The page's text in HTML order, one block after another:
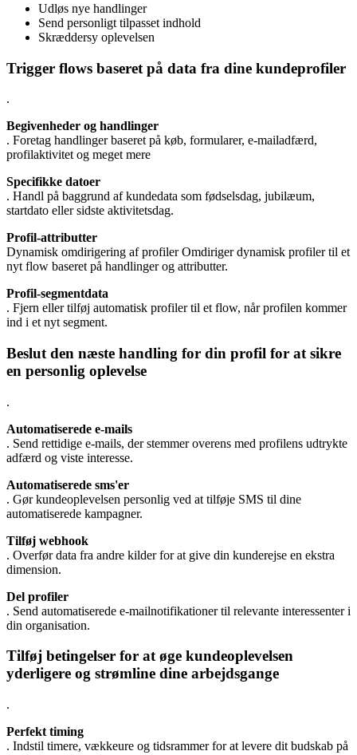
Udløs nye handlinger
Send personligt tilpasset indhold
Skræddersy oplevelsen
Trigger flows baseret på data fra dine kundeprofiler
.
Begivenheder og handlinger
. Foretag handlinger baseret på køb, formularer, e-mailadfærd,
profilaktivitet og meget mere
Specifikke datoer
. Handl på baggrund af kundedata som fødselsdag, jubilæum,
startdato eller sidste aktivitetsdag.
Profil-attributter
Dynamisk omdirigering af profiler Omdiriger dynamisk profiler til et
nyt flow baseret på handlinger og attributter.
Profil-segmentdata
. Fjern eller tilføj automatisk profiler til et flow, når profilen kommer
ind i et nyt segment.
Beslut den næste handling for din profil for at sikre
en personlig oplevelse
.
Automatiserede e-mails
. Send rettidige e-mails, der stemmer overens med profilens udtrykte
adfærd og viste interesse.
Automatiserede sms'er
. Gør kundeoplevelsen personlig ved at tilføje SMS til dine
automatiserede kampagner.
Tilføj webhook
. Overfør data fra andre kilder for at give din kunderejse en ekstra
dimension.
Del profiler
. Send automatiserede e-mailnotifikationer til relevante interessenter i
din organisation.
Tilføj betingelser for at øge kundeoplevelsen
yderligere og strømline dine arbejdsgange
.
Perfekt timing
. Indstil timere, vækkeure og tidsrammer for at levere dit budskab på